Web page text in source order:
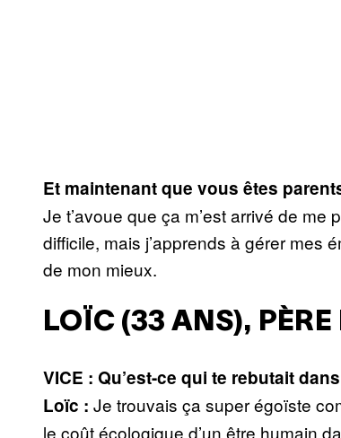
Et maintenant que vous êtes
Je t’avoue que ça m’est arrivé de
difficile, mais j’apprends à gérer mes
de mon mieux.
LOÏC (33 ANS), PÈRE
VICE : Qu’est-ce qui te rebutait
Loïc : Je trouvais ça super égoïste
le coût écologique d’un être humain